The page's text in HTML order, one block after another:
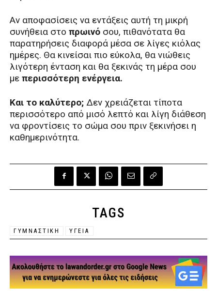
Αν αποφασίσεις να εντάξεις αυτή τη μικρή
συνήθεια στο πρωινό σου, πιθανότατα θα
παρατηρήσεις διαφορά μέσα σε λίγες κιόλας
ημέρες. Θα κινείσαι πιο εύκολα, θα νιώθεις
λιγότερη ένταση και θα ξεκινάς τη μέρα σου
με περισσότερη ενέργεια.
Και το καλύτερο; Δεν χρειάζεται τίποτα
περισσότερο από μισό λεπτό και λίγη διάθεση
να φροντίσεις το σώμα σου πριν ξεκινήσει η
καθημερινότητα.
TAGS
ΓΥΜΝΑΣΤΙΚΉ ΥΓΕΙΑ